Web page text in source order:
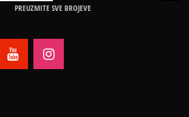
PREUZMITE SVE BROJEVE